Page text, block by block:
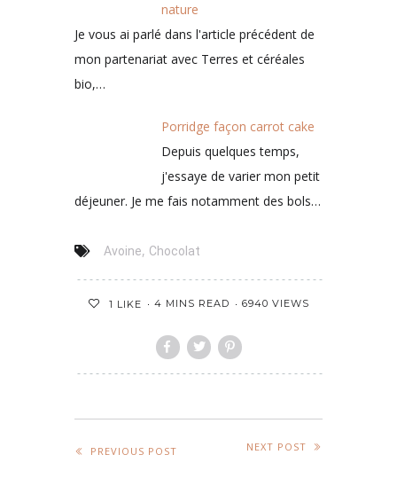
nature
Je vous ai parlé dans l'article précédent de
mon partenariat avec Terres et céréales
bio,…
Porridge façon carrot cake
Depuis quelques temps,
j'essaye de varier mon petit
déjeuner. Je me fais notamment des bols…
Avoine, Chocolat
1 LIKE 4 MINS READ 6940 VIEWS
PREVIOUS POST NEXT POST